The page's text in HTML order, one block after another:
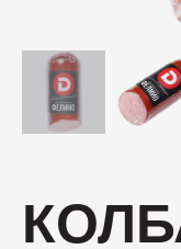
230
110